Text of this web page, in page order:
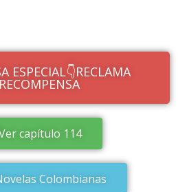
ESPECIAL👇RECLAMA
RECOMPENSA
capítulo 114
Colombianas